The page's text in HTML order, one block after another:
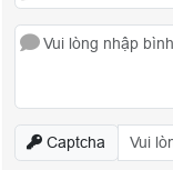
Captcha